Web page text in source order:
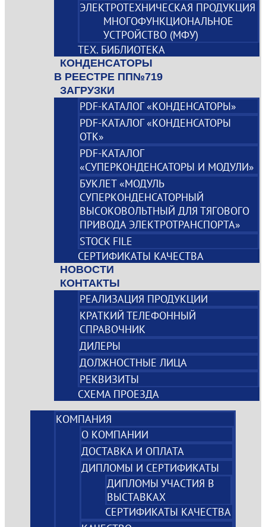
ЭЛЕКТРОТЕХНИЧЕСКАЯ ПРОДУКЦИЯ
МНОГОФУНКЦИОНАЛЬНОЕ
УСТРОЙСТВО (МФУ)
ТЕХ. БИБЛИОТЕКА
КОНДЕНСАТОРЫ
В РЕЕСТРЕ ПП№719
ЗАГРУЗКИ
PDF-КАТАЛОГ «КОНДЕНСАТОРЫ»
PDF-КАТАЛОГ «КОНДЕНСАТОРЫ
ОТК»
PDF-КАТАЛОГ
«СУПЕРКОНДЕНСАТОРЫ И МОДУЛИ»
БУКЛЕТ «МОДУЛЬ
СУПЕРКОНДЕНСАТОРНЫЙ
ВЫСОКОВОЛЬТНЫЙ ДЛЯ ТЯГОВОГО
ПРИВОДА ЭЛЕКТРОТРАНСПОРТА»
STOCK FILE
СЕРТИФИКАТЫ КАЧЕСТВА
НОВОСТИ
КОНТАКТЫ
РЕАЛИЗАЦИЯ ПРОДУКЦИИ
КРАТКИЙ ТЕЛЕФОННЫЙ
СПРАВОЧНИК
ДИЛЕРЫ
ДОЛЖНОСТНЫЕ ЛИЦА
РЕКВИЗИТЫ
СХЕМА ПРОЕЗДА
КОМПАНИЯ
О КОМПАНИИ
ДОСТАВКА И ОПЛАТА
ДИПЛОМЫ И СЕРТИФИКАТЫ
ДИПЛОМЫ УЧАСТИЯ В
ВЫСТАВКАХ
СЕРТИФИКАТЫ КАЧЕСТВА